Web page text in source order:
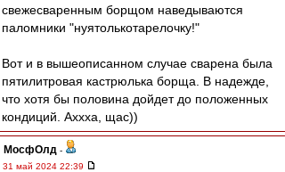
свежесваренным борщом наведываются
паломники "нуятолькотарелочку!"
Вот и в вышеописанном случае сварена была
пятилитровая кастрюлька борща. В надежде,
что хотя бы половина дойдет до положенных
кондиций. Аххха, щас))
МосфОлд -
31 май 2024 22:39